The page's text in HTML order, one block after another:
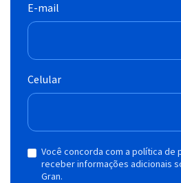
E-mail
Celular
Você concorda com a política de
receber informações adicionais
Gran.